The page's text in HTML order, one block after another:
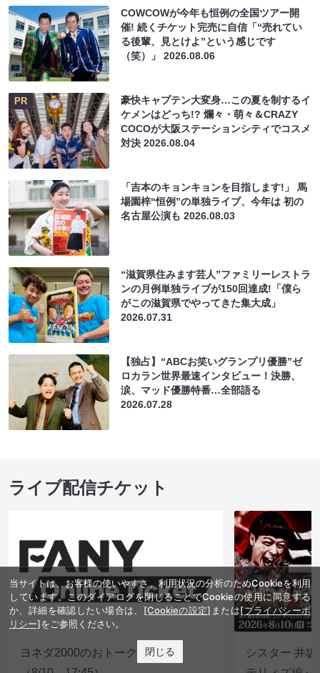
COWCOWが今年も恒例の全国ツアー開
催! 続くチケット完売に自信「“売れてい
る後輩、見とけよ”という感じです
（笑）」2026.08.06
PR
豪快キャプテン大変身…この夏を制するイ
ケメンはどっち!? 爛々・萌々＆CRAZY
COCOが大阪ステーションシティでコスメ
対決2026.08.04
「吉本のキョンキョンを目指します!」 馬
場園梓“恒例”の単独ライブ、今年は 初の
名古屋公演も2026.08.03
“滋賀県住みます芸人”ファミリーレストラ
ンの月例単独ライブが150回達成!「僕ら
がこの滋賀県でやってきた集大成」
2026.07.31
【独占】“ABCお笑いグランプリ優勝”ゼ
ロカラン世界最速インタビュー！決勝、
涙、マッド優勝特番…全部語る
2026.07.28
ライブ配信チケット
ヨネダ2000のおトーク座右衛門
シスター 井
当サイトは、お客様の使いやすさ、利用状況の分析のためCookieを利用
しています。このダイアログを閉じることでCookieの使用に同意する
か、詳細を確認したい場合は、 [Cookieの設定] または[プライバシーポ
リシー]をご参照ください。
閉じる